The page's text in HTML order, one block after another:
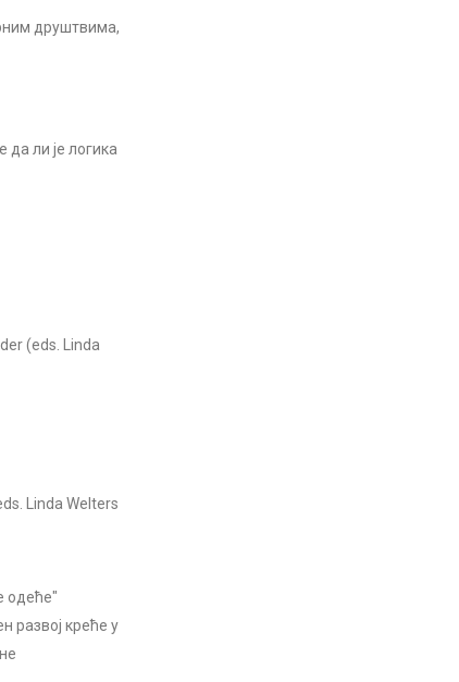
друштвима,
ли је логика
(eds. Linda
Linda Welters
одеће"
развој креће у